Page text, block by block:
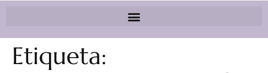
Etiqueta: